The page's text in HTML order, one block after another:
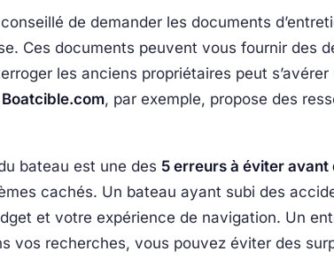
de demander les documents
Ces documents peuvent vous fournir des
les anciens propriétaires peut
Boatcible.com, par exemple, propose des
bateau est une des 5 erreurs à éviter avant
cachés. Un bateau ayant subi des
et votre expérience de navigation. Un
vos recherches, vous pouvez éviter des